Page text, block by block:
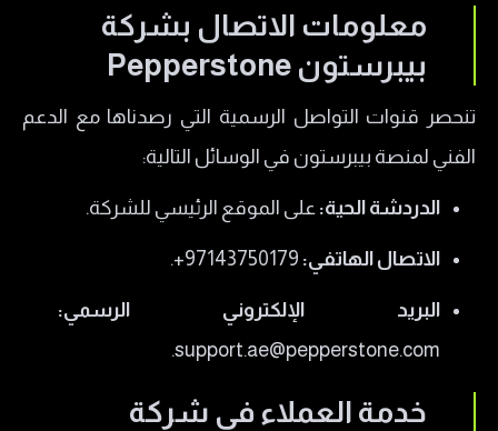
​معلومات الاتصال بشركة
بيبرستون Pepperstone
تنحصر قنوات التواصل الرسمية التي رصدناها مع الدعم
الفني لمنصة بيبرستون في الوسائل التالية:
​الدردشة الحية: على الموقع الرئيسي للشركة.
​الاتصال الهاتفي:
​البريد الإلكتروني الرسمي:
support.ae@pepperstone.com.
​خدمة العملاء في شركة